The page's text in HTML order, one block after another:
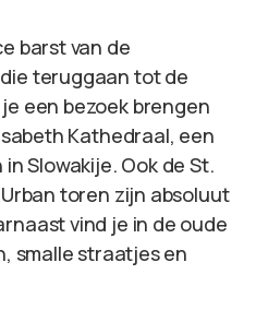
barst van de
teruggaan tot de
een bezoek brengen
Kathedraal, een
Slowakije. Ook de St.
toren zijn absoluut
vind je in de oude
smalle straatjes en